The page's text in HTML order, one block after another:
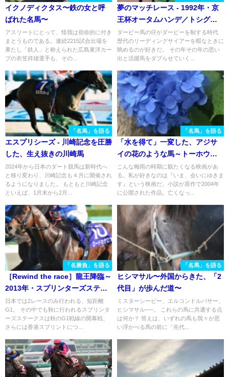
イクノディクタス〜鉄の女と呼
ばれた名馬〜
アスリートにとって、怪我は宿命的に付き
まとうものである。連続2215試合出場を
果たし「鉄人」と称えられた広島東洋カー
プの衣笠祥雄選手も、その...
夢のマッチレース - 1992年・京
王杯オータムハンデ／トシグリ
ーン
ダービー馬の仔がダービーを制する時代
歴代のリーディングサイアーを暇なときに
眺めるのが好きだ。 その年その年の思い
出と活躍馬をダブらせていく...
「名馬」を語る
エスプリシーズ - 川崎記念を圧勝
した、生え抜きの川崎馬
2024年から日本のダート競馬は新時代へ
と移り変わり、川崎記念も４月に開催され
るようになりました。 もともと川崎記念
といえば、1月末から2月...
「名馬」を語る
「水を得て」一変した、アジサ
イの花のような馬～トーホウシ
ャイン
こんな梅雨の時期に観たくなる映画があ
る。私が好きなのは『いま、会いにゆきま
す』という映画だ。小説が原作で2004年
に公開された作品。亡くなっ...
「名勝負」を語る
［Rewind the race］龍王降臨～
2013年・スプリンターズステー
クス～
日本では2レースのみ行われる、短距離
G1。 その中でも秋に行われるスプリンタ
ーズステークスは秋のG1戦線の開幕戦、
さらには香港スプリントにつ...
「名馬」を語る
ヒシマサル〜外国からきた、「2
代目」が歩んだ道〜
ミスターシービー、エルコンドルパサー、
ヒシマサル──。 これらの馬に共通する点
は何か？ 答えは、いずれの馬も我々が思
い浮かべる馬の前に「先代...